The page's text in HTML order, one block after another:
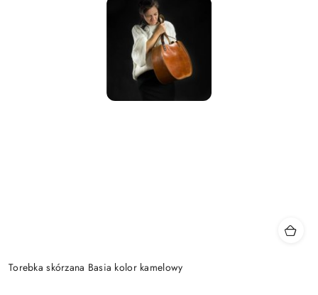
Torebka skórzana Basia kolor kamelowy